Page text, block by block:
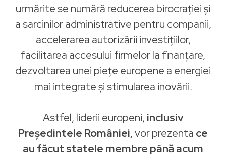
urmărite se numără reducerea birocrației și
a sarcinilor administrative pentru companii,
accelerarea autorizării investițiilor,
facilitarea accesului firmelor la finanțare,
dezvoltarea unei piețe europene a energiei
mai integrate și stimularea inovării.
Astfel, liderii europeni, inclusiv
Președintele României,vor prezenta ce
au făcut statele membre până acum